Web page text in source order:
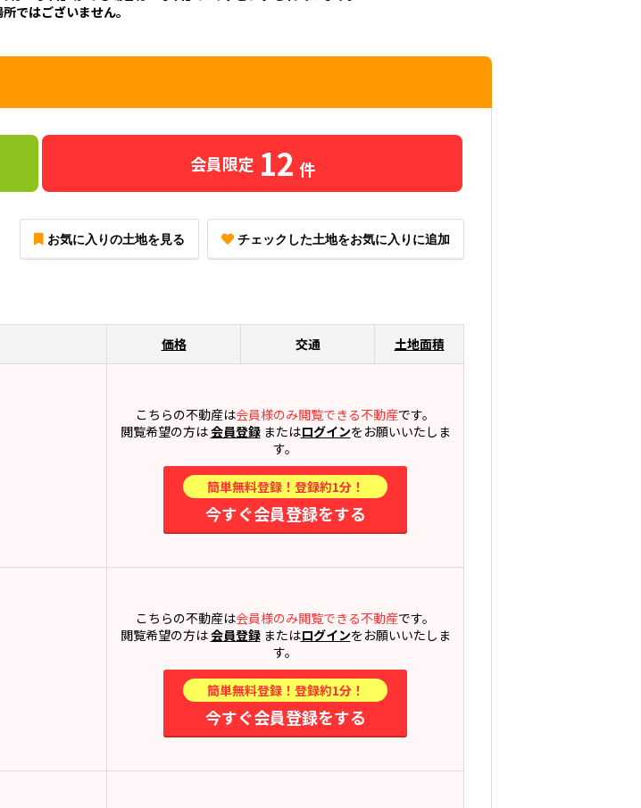
ではございません。
会員限定 12 件
お気に入りの土地を見る チェックした土地をお気に入りに追加
価格 交通 土地面積
こちらの不動産は会員様のみ閲覧できる不動産です。
閲覧希望の方は会員登録またはログインをお願いいたしま
す。
簡単無料登録！登録約1分！
今すぐ会員登録をする
こちらの不動産は会員様のみ閲覧できる不動産です。
閲覧希望の方は会員登録またはログインをお願いいたしま
す。
簡単無料登録！登録約1分！
今すぐ会員登録をする